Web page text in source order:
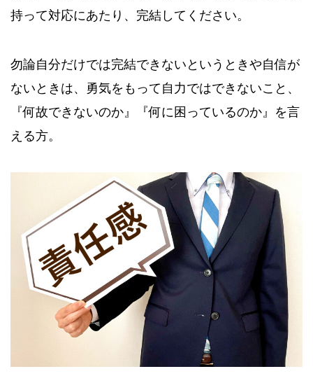
持って対応にあたり、完結してください。
勿論自分だけでは完結できないというときや自信が
ないときは、勇気をもって自力ではできないこと、
『何故できないのか』『何に困っているのか』を言
える方。